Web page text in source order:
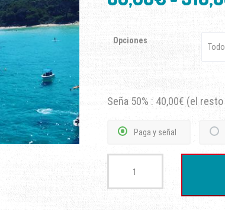
Opciones
Seña 50% : 40,00€ (el resto
Paga y señal